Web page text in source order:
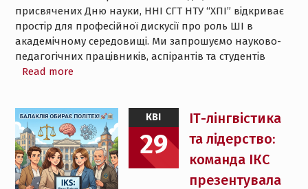
присвячених Дню науки, ННІ СГТ НТУ “ХПІ” відкриває
простір для професійної дискусії про роль ШІ в
академічному середовищі. Ми запрошуємо науково-
педагогічних працівників, аспірантів та студентів
Read more
КВІ
29
ІТ-лінгвістика
та лідерство:
команда ІКС
презентувала